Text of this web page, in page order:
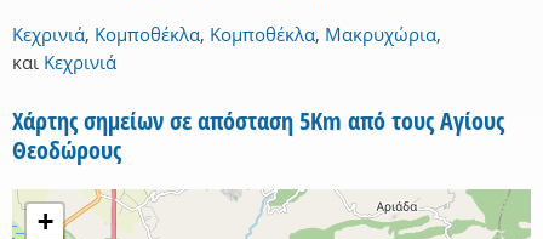
Κεχρινιά, Κομποθέκλα, Κομποθέκλα, Μακρυχώρια,
και Κεχρινιά
Χάρτης σημείων σε απόσταση 5Km από τους Αγίους
Θεοδώρους
+